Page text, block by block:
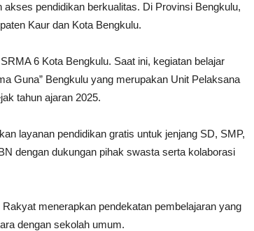
pendidikan berkualitas. Di Provinsi Bengkulu,
Kaur dan Kota Bengkulu.
6 Kota Bengkulu. Saat ini, kegiatan belajar
Guna” Bengkulu yang merupakan Unit Pelaksana
tahun ajaran 2025.
layanan pendidikan gratis untuk jenjang SD, SMP,
dengan dukungan pihak swasta serta kolaborasi
menerapkan pendekatan pembelajaran yang
dengan sekolah umum.